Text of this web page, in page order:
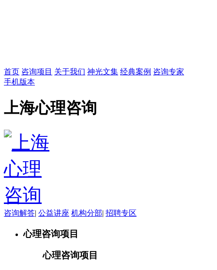
首页 咨询项目 关于我们 神光文集 经典案例 咨询专家
手机版本
上海心理咨询
咨询解答| 公益讲座 机构分部| 招聘专区
心理咨询项目
心理咨询项目